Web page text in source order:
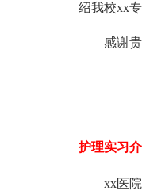
绍我校xx
感谢
护理实习
xx医院